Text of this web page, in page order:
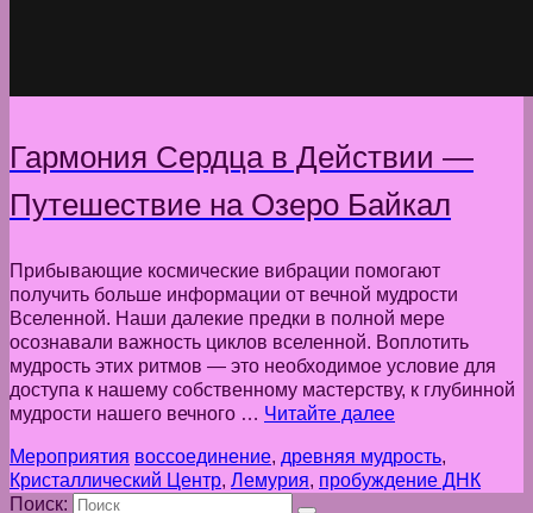
Гармония Сердца в Действии —
Путешествие на Озеро Байкал
Прибывающие космические вибрации помогают
получить больше информации от вечной мудрости
Вселенной. Наши далекие предки в полной мере
осознавали важность циклов вселенной. Воплотить
мудрость этих ритмов — это необходимое условие для
доступа к нашему собственному мастерству, к глубинной
мудрости нашего вечного … Читайте далее
Мероприятия воссоединение, древняя мудрость,
Кристаллический Центр, Лемурия, пробуждение ДНК
Поиск: